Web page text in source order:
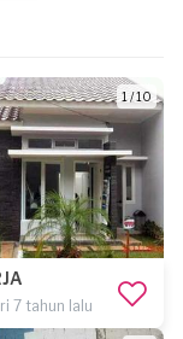
1 / 10
7 tahun lalu